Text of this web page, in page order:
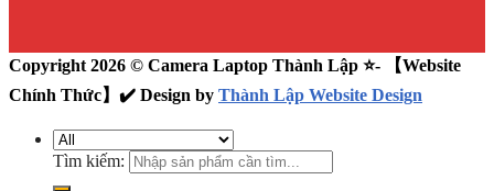
Copyright 2026 © Camera Laptop Thành Lập ⭐️- 【Website
Chính Thức】✔️ Design by Thành Lập Website Design
Tìm kiếm: